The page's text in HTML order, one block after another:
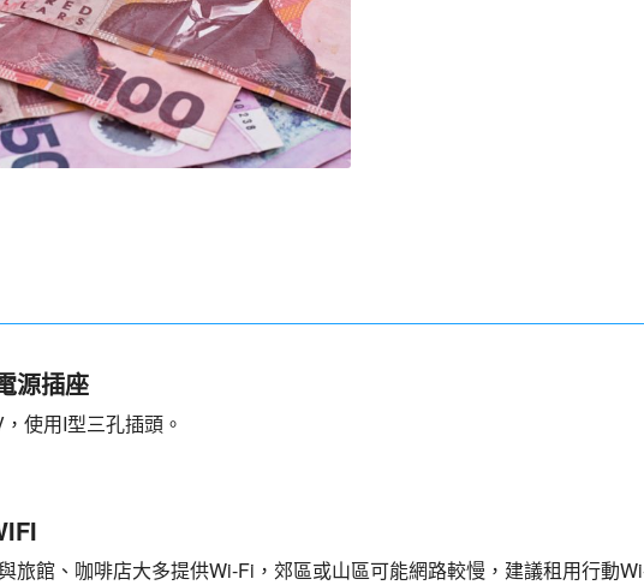
源插座
使用I型三孔插頭。
旅館、咖啡店大多提供Wi-Fi，郊區或山區可能網路較慢，建議租用行動